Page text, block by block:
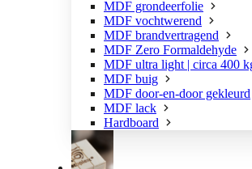
MDF grondeerfolie
MDF vochtwerend
MDF brandvertragend
MDF Zero Formaldehyde
MDF ultra light | circa 400
MDF buig
MDF door-en-door gekleurd
MDF lack
Hardboard